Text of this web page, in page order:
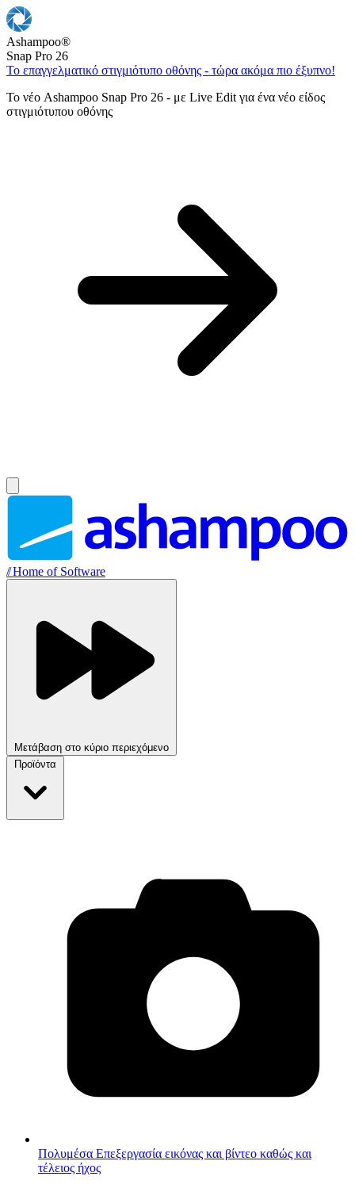
Ashampoo®
Snap Pro 26
Το επαγγελματικό στιγμιότυπο οθόνης - τώρα ακόμα πιο έξυπνο!
Το νέο Ashampoo Snap Pro 26 - με Live Edit για ένα νέο είδος
στιγμιότυπου οθόνης
//Home of Software
Μετάβαση στο κύριο περιεχόμενο
Προϊόντα
Πολυμέσα Επεξεργασία εικόνας και βίντεο καθώς και
τέλειος ήχος